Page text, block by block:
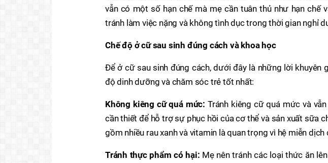
vẫn có một số hạn chế mà mẹ cần tuân thủ như hạn chế
tránh làm việc nặng và không tình dục trong thời gian nghỉ
Chế độ ở cữ sau sinh đúng cách và khoa học
Để ở cữ sau sinh đúng cách, dưới đây là những lời khuyên
độ dinh dưỡng và chăm sóc trẻ tốt nhất:
Không kiêng cữ quá mức: Tránh kiêng cữ quá mức và
cần thiết để hỗ trợ sự phục hồi của cơ thể và sản xuất sữa
gồm nhiều rau xanh và vitamin là quan trọng vì hệ miễn dịch
Tránh thực phẩm có hại: Mẹ nên tránh các loại thức ăn